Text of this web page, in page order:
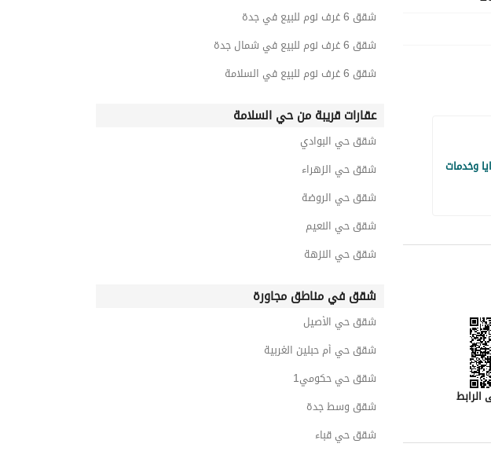
الرابط
شقق 6 غرف نوم للبيع في جدة
شقق 6 غرف نوم للبيع في شمال جدة
شقق 6 غرف نوم للبيع في السلامة
عقارات قريبة من حي السلامة
شقق حي البوادي
شقق حي الزهراء
شقق حي الروضة
شقق حي النعيم
شقق حي النزهة
شقق في مناطق مجاورة
شقق حي الأصيل
شقق حي أم حبلين الغربية
شقق حي حكومي1
شقق وسط جدة
شقق حي قباء